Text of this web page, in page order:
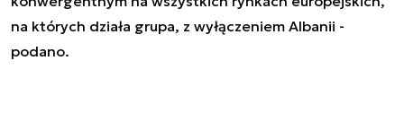
na których działa grupa, z wyłączeniem Albanii -
podano.